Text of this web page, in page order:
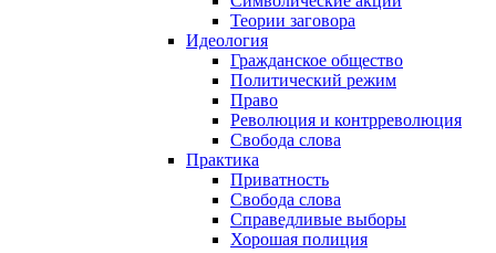
Теории заговора
Идеология
Гражданское общество
Политический режим
Право
Революция и контрреволюция
Свобода слова
Практика
Приватность
Свобода слова
Справедливые выборы
Хорошая полиция